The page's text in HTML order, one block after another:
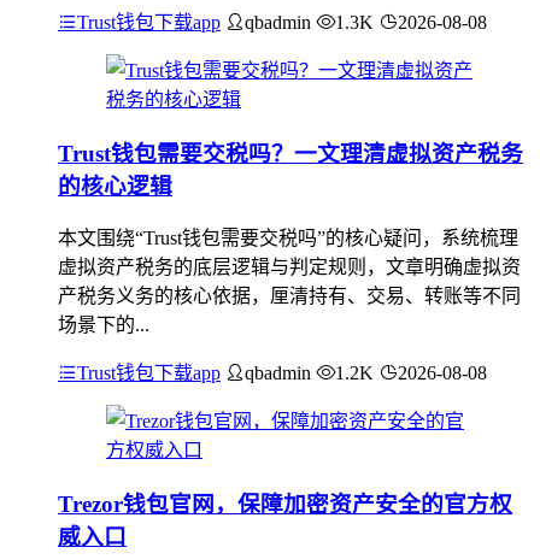
Trust钱包下载app qbadmin 1.3K 2026-08-08
Trust钱包需要交税吗？一文理清虚拟资产税务
的核心逻辑
本文围绕“Trust钱包需要交税吗”的核心疑问，系统梳理
虚拟资产税务的底层逻辑与判定规则，文章明确虚拟资
产税务义务的核心依据，厘清持有、交易、转账等不同
场景下的...
Trust钱包下载app qbadmin 1.2K 2026-08-08
Trezor钱包官网，保障加密资产安全的官方权
威入口